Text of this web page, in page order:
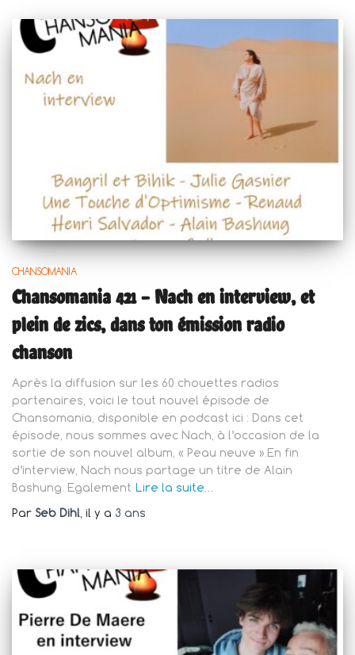
CHANSOMANIA
Chansomania 421 – Nach en interview, et
plein de zics, dans ton émission radio
chanson
Après la diffusion sur les 60 chouettes radios
partenaires, voici le tout nouvel épisode de
Chansomania, disponible en podcast ici : Dans cet
épisode, nous sommes avec Nach, à l’occasion de la
sortie de son nouvel album, « Peau neuve ».En fin
d’interview, Nach nous partage un titre de Alain
Bashung. Egalement Lire la suite…
Par Seb Dihl, il y a 3 ans